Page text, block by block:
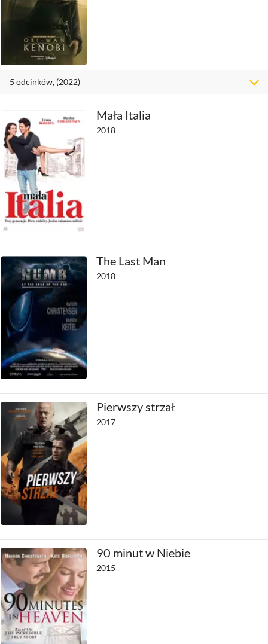
5 odcinków, (2022)
Mała Italia
2018
The Last Man
2018
Pierwszy strzał
2017
90 minut w Niebie
2015